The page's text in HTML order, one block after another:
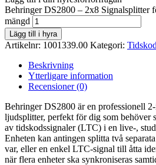
Behringer DS2800 – 2x8 Signalsplitter
mängd
Lägg till i hyra
Artikelnr: 1001339.00 Kategori: Tidskod
Beskrivning
Ytterligare information
Recensioner (0)
Behringer DS2800 är en professionell
ljudsplitter, perfekt för dig som behöver
av tidskodssignaler (LTC) i en live-,
Enheten kan antingen splitta två
var, eller en enkel LTC-signal till åtta
när flera enheter ska synkroniseras